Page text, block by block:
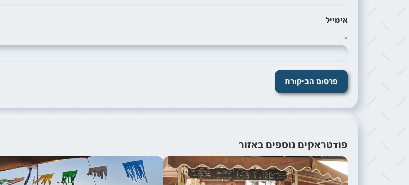
אימייל
*
פודטראקים נוספים באזור
תמונה של עגלה של קפה תמונה של קפה שועל